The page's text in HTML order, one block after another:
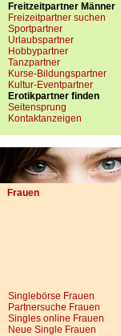
Freitzeitpartner Männer
Freizeitpartner suchen
Sportpartner
Urlaubspartner
Hobbypartner
Tanzpartner
Kurse-Bildungspartner
Kultur-Eventpartner
Erotikpartner finden
Seitensprung
Kontaktanzeigen
Frauen
Singlebörse Frauen
Partnersuche Frauen
Singles online Frauen
Neue Single Frauen